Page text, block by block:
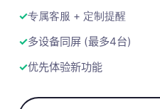
专属客服 + 定制提醒
多设备同屏 (最多4台)
优先体验新功能